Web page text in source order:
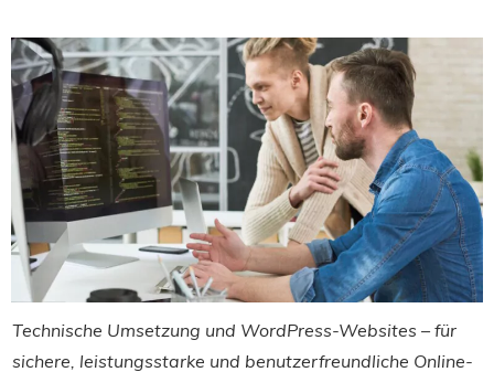
Technische Umsetzung und WordPress-Websites – für
sichere, leistungsstarke und benutzerfreundliche Online-